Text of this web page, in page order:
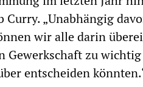
Curry. „Unabhängig
wir alle darin
zu wichtig
entscheiden